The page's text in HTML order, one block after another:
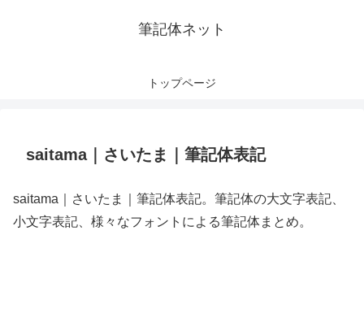
筆記体ネット
トップページ
saitama｜さいたま｜筆記体表記
saitama｜さいたま｜筆記体表記。筆記体の大文字表記、
小文字表記、様々なフォントによる筆記体まとめ。